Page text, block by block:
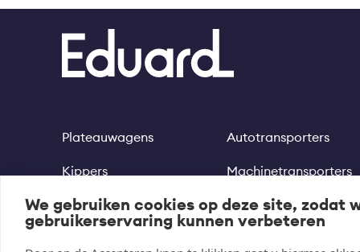
We gebruiken cookies op deze site, zodat
gebruikerservaring kunnen verbeteren
Footer
Plateauwagens
Kippers
Multitransporters
Autotransporters
Machinetransporters
Motortrailer